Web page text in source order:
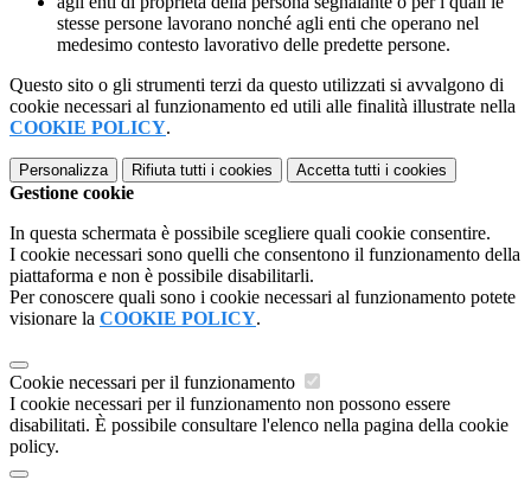
stesse persone lavorano nonché agli enti che operano nel
medesimo contesto lavorativo delle predette persone.
Questo sito o gli strumenti terzi da questo utilizzati si avvalgono di
cookie necessari al funzionamento ed utili alle finalità illustrate nella
COOKIE POLICY.
Personalizza Rifiuta tutti i cookies Accetta tutti i cookies
Gestione cookie
In questa schermata è possibile scegliere quali cookie consentire.
I cookie necessari sono quelli che consentono il funzionamento della
piattaforma e non è possibile disabilitarli.
Per conoscere quali sono i cookie necessari al funzionamento potete
visionare la COOKIE POLICY.
Cookie necessari per il funzionamento
I cookie necessari per il funzionamento non possono essere
disabilitati. È possibile consultare l'elenco nella pagina della cookie
policy.